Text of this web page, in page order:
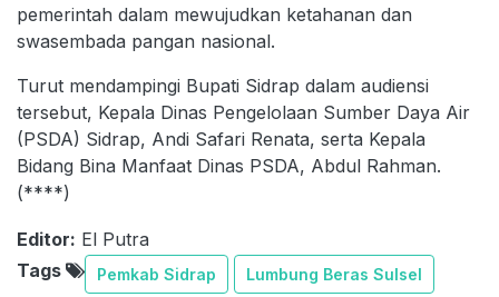
pemerintah dalam mewujudkan ketahanan dan
swasembada pangan nasional.
Turut mendampingi Bupati Sidrap dalam audiensi
tersebut, Kepala Dinas Pengelolaan Sumber Daya Air
(PSDA) Sidrap, Andi Safari Renata, serta Kepala
Bidang Bina Manfaat Dinas PSDA, Abdul Rahman.
(****)
Editor: El Putra
Tags
Pemkab Sidrap Lumbung Beras Sulsel